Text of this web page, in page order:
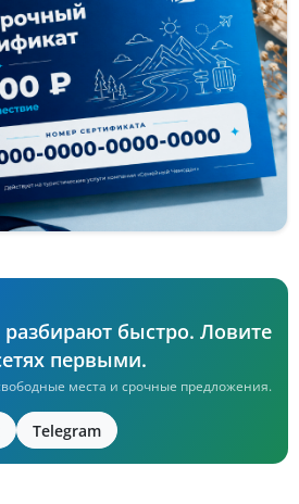
быстро. Ловите
первыми.
места и срочные предложения.
Telegram